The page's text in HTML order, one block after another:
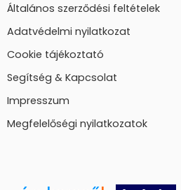
Általános szerződési feltételek
Adatvédelmi nyilatkozat
Cookie tájékoztató
Segítség & Kapcsolat
Impresszum
Megfelelőségi nyilatkozatok